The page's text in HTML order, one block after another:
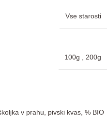
Vse starosti
100g 200g
v prahu, pivski kvas, % BIO